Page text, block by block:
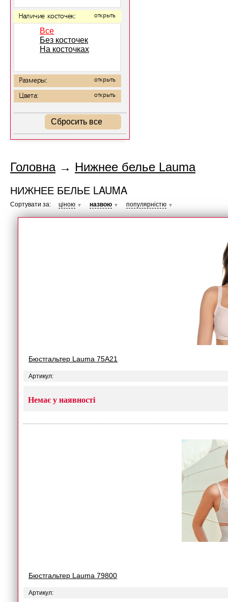
Наличие косточек: открыть
Все
Без косточек
На косточках
Размеры: открыть
Цвета: открыть
Сбросить все
Головна→ Нижнее белье Lauma
НИЖНЕЕ БЕЛЬЕ LAUMA
Сортувати за: ціною ▼ назвою ▼ популярністю ▼
Бюстгальтер Lauma 75A21
Артикул:
Немає у наявності
Бюстгальтер Lauma 79800
Артикул: